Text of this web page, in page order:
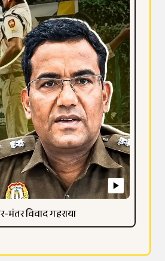
मंतर विवाद गहराया